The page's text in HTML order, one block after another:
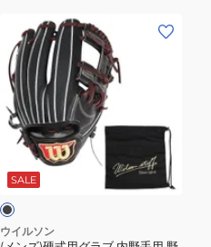
グ
ロ
ー
ブ
一
技
極
WKG-
3296
ン
ズ)
硬
式
用
ラ
ブ
内
野
SALE
ウイルソン